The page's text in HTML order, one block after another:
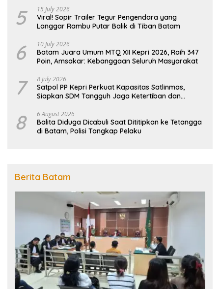
5 15 July 2026
Viral! Sopir Trailer Tegur Pengendara yang
Langgar Rambu Putar Balik di Tiban Batam
6 10 July 2026
Batam Juara Umum MTQ XII Kepri 2026, Raih 347
Poin, Amsakar: Kebanggaan Seluruh Masyarakat
7 8 July 2026
Satpol PP Kepri Perkuat Kapasitas Satlinmas,
Siapkan SDM Tangguh Jaga Ketertiban dan
8 6 August 2026
Balita Diduga Dicabuli Saat Dititipkan ke Tetangga
di Batam, Polisi Tangkap Pelaku
Berita Batam